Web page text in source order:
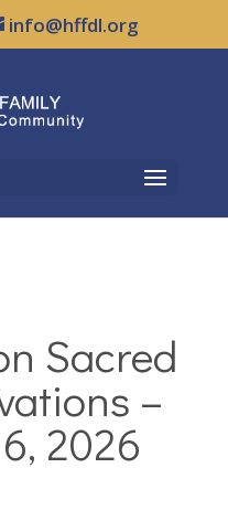
info@hffdl.org
Sacred
–
2026